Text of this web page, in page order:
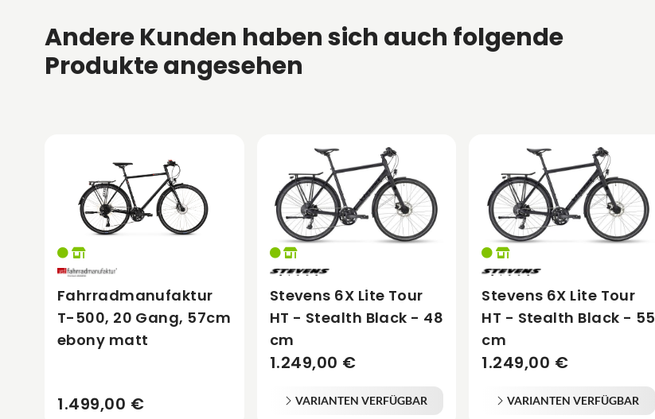
Andere Kunden haben sich auch folgende
Produkte angesehen
Fahrradmanufaktur
T-500, 20 Gang, 57cm
ebony matt
1.499,00 €
Stevens 6X Lite Tour
HT - Stealth Black - 48
cm
1.249,00 €
VARIANTEN VERFÜGBAR
Stevens 6X Lite Tour
HT - Stealth Black - 55
cm
1.249,00 €
VARIANTEN VERFÜGBAR